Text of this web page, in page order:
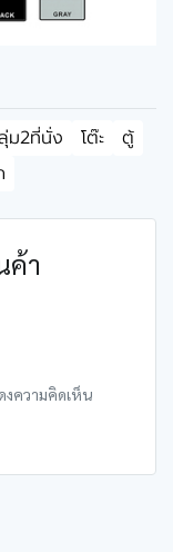
ม2ที่นั่ง โต๊ะ
ตู้
ค้า
ความคิดเห็น